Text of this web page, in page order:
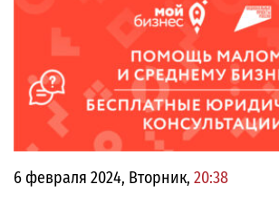
6 февраля 2024, Вторник, 20:38